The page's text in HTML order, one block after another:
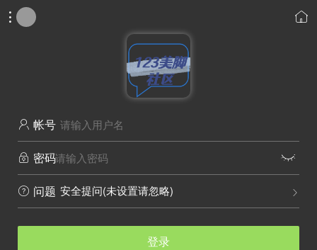
 
 帐号
 密码 
 问题 
安全提问(未设置请忽略)
登录